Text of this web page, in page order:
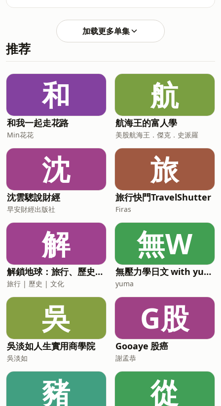
福壽、福懋油三家公司董事長鞠躬道歉**
會看不下去提6問：有何宣導補救措施？
**COVID-19進入流行期！Novavax剩4千
讀通過 0-17歲兒少津貼可領1
私、勒索外，更涉及跨境恐嚇與洗錢等，
且不時傳出受特定政治勢力指使的爭議。
及跨國暴力與恐嚇事件。 《新義安》：源
自1919年的義安，規模龐大，旗下成員眾
多，過去在電影圈和娛樂界具有深遠影響
力。 《14K》：1950年代曾是全球最大黑
幫，勢力涵蓋港澳，儘管在1977年香港廉
政公署大力打擊後人數銳減，但至今仍是
再教育營、反送中、《香港國安法》……
這些新聞事件，多數人都曾經看過。但新
聞之後，那些身處其中的人，後來怎麼
了？市場正在關注哪些大事？每週導讀華
爾街日報，幫你過濾雜訊《唯紅花綻放：
習近平時
加载更多单集
推荐
和
和我一起走花路
Min花花
航
航海王的富人學
美股航海王．傑克．史派羅
沈
沈雲驄說財經
早安財經出版社
旅
旅行快門TravelShutter
Firas
解
解鎖地球：旅行、歷史、文化
旅行 | 歷史 | 文化
無W
無壓力學日文 with yuma
yuma
吳
吳淡如人生實用商學院
吳淡如
G股
Gooaye 股癌
謝孟恭
豬 從